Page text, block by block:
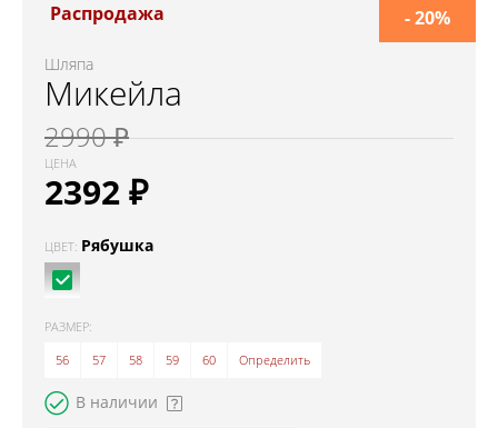
Распродажа
Шляпа
Микейла
2990 ₽
ЦЕНА
2392₽
- 20%
ЦВЕТ: Рябушка
РАЗМЕР:
56
57 58 59 60 Определить
В наличии